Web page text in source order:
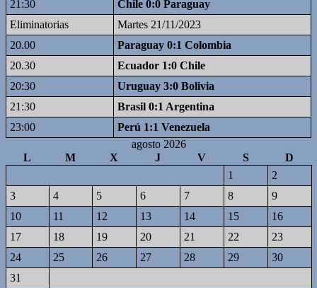
21:30
Chile 0:0 Paraguay
Eliminatorias
Martes 21/11/2023
20.00
Paraguay 0:1 Colombia
20.30
Ecuador 1:0 Chile
20:30
Uruguay 3:0 Bolivia
21:30
Brasil 0:1 Argentina
23:00
Perú 1:1 Venezuela
agosto 2026
L
M X J V S
D
1
2
3
4 5 6 7 8
9
10
11 12 13 14 15
16
17
18 19 20 21 22
23
24
25 26 27 28 29
30
31